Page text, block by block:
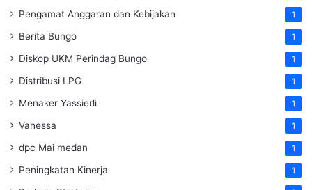
Pengamat Anggaran dan Kebijakan 1
Berita Bungo 1
Diskop UKM Perindag Bungo 1
Distribusi LPG 1
Menaker Yassierli 1
Vanessa 1
dpc Mai medan 1
Peningkatan Kinerja 1